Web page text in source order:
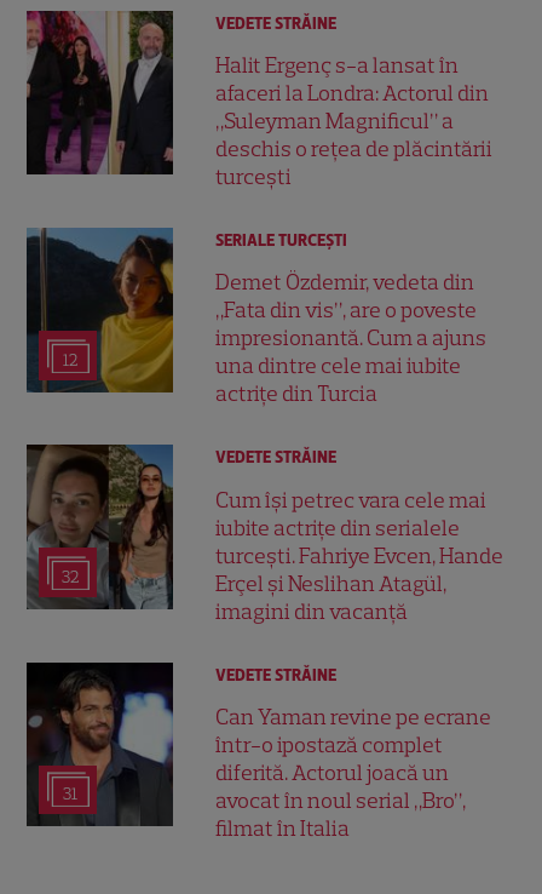
VEDETE STRĂINE
Halit Ergenç s-a lansat în
afaceri la Londra: Actorul din
„Suleyman Magnificul” a
deschis o rețea de plăcintării
turcești
12
SERIALE TURCEŞTI
Demet Özdemir, vedeta din
„Fata din vis”, are o poveste
impresionantă. Cum a ajuns
una dintre cele mai iubite
actrițe din Turcia
32
VEDETE STRĂINE
Cum își petrec vara cele mai
iubite actrițe din serialele
turcești. Fahriye Evcen, Hande
Erçel și Neslihan Atagül,
imagini din vacanță
31
VEDETE STRĂINE
Can Yaman revine pe ecrane
într-o ipostază complet
diferită. Actorul joacă un
avocat în noul serial „Bro”,
filmat în Italia